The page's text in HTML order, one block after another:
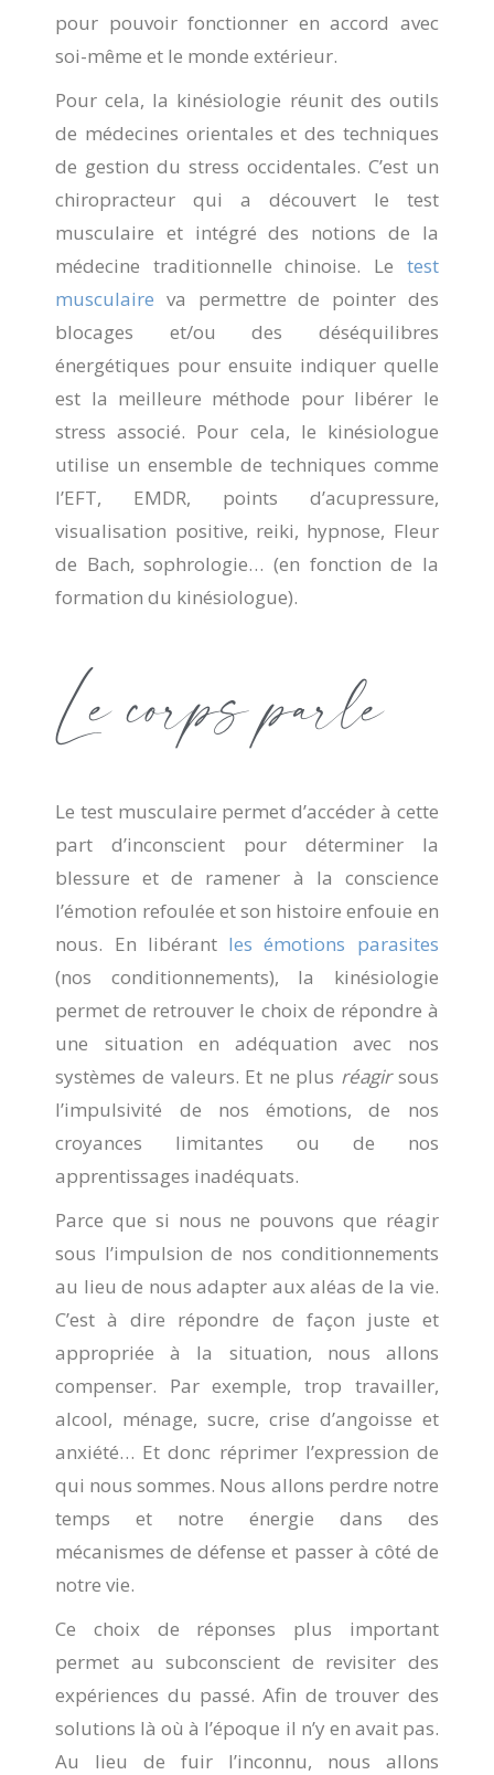
pour pouvoir fonctionner en accord avec
soi-même et le monde extérieur.
Pour cela, la kinésiologie réunit des outils
de médecines orientales et des techniques
de gestion du stress occidentales. C’est un
chiropracteur qui a découvert le test
musculaire et intégré des notions de la
médecine traditionnelle chinoise. Le test
musculaire va permettre de pointer des
blocages et/ou des déséquilibres
énergétiques pour ensuite indiquer quelle
est la meilleure méthode pour libérer le
stress associé. Pour cela, le kinésiologue
utilise un ensemble de techniques comme
l’EFT, EMDR, points d’acupressure,
visualisation positive, reiki, hypnose, Fleur
de Bach, sophrologie… (en fonction de la
formation du kinésiologue).
Le corps parle
Le test musculaire permet d’accéder à cette
part d’inconscient pour déterminer la
blessure et de ramener à la conscience
l’émotion refoulée et son histoire enfouie en
nous. En libérant les émotions parasites
(nos conditionnements), la kinésiologie
permet de retrouver le choix de répondre à
une situation en adéquation avec nos
systèmes de valeurs. Et ne plus réagirsous
l’impulsivité de nos émotions, de nos
croyances limitantes ou de nos
apprentissages inadéquats.
Parce que si nous ne pouvons que réagir
sous l’impulsion de nos conditionnements
au lieu de nous adapter aux aléas de la vie.
C’est à dire répondre de façon juste et
appropriée à la situation, nous allons
compenser. Par exemple, trop travailler,
alcool, ménage, sucre, crise d’angoisse et
anxiété… Et donc réprimer l’expression de
qui nous sommes. Nous allons perdre notre
temps et notre énergie dans des
mécanismes de défense et passer à côté de
notre vie.
Ce choix de réponses plus important
permet au subconscient de revisiter des
expériences du passé. Afin de trouver des
solutions là où à l’époque il n’y en avait pas.
Au lieu de fuir l’inconnu, nous allons